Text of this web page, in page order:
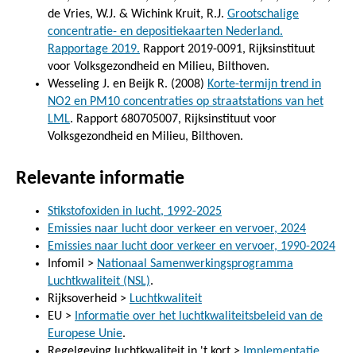
de Vries, W.J. & Wichink Kruit, R.J. Grootschalige
concentratie- en depositiekaarten Nederland.
Rapportage 2019. Rapport 2019-0091, Rijksinstituut
voor Volksgezondheid en Milieu, Bilthoven.
Wesseling J. en Beijk R. (2008) Korte-termijn trend in
NO2 en PM10 concentraties op straatstations van het
LML. Rapport 680705007, Rijksinstituut voor
Volksgezondheid en Milieu, Bilthoven.
Relevante informatie
Stikstofoxiden in lucht, 1992-2025
Emissies naar lucht door verkeer en vervoer, 2024
Emissies naar lucht door verkeer en vervoer, 1990-2024
Infomil > Nationaal Samenwerkingsprogramma
Luchtkwaliteit (NSL).
Rijksoverheid > Luchtkwaliteit
EU > Informatie over het luchtkwaliteitsbeleid van de
Europese Unie.